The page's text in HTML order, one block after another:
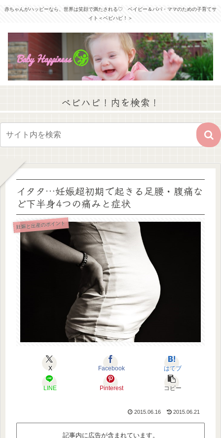
赤ちゃんがハッピーなら、世界は笑顔で満たされる♡ ベイビー＆パパ・ママのための子育てサ
イト＜ベビハピ！＞
ベビハピ！内を検索！
イタタ…妊娠超初期で起きる足腰・腹痛な
ど下半身4つの痛みと症状
妊娠と出産のポイント
X Facebook はてブ
LINE Pinterest コピー
2015.06.16 2015.06.21
記事内に広告が含まれています。